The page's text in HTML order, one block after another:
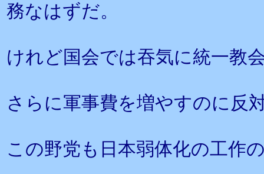
務なはずだ。
けれど国会では吞気に統一教
さらに軍事費を増やすのに反
この野党も日本弱体化の工作